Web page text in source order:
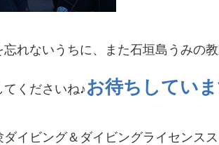
忘れないうちに、また石垣島うみの
てくださいね♪お待ちしてい
ダイビング＆ダイビングライセンス